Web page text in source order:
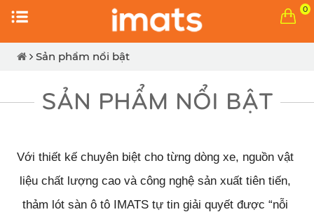
0
Sản phẩm nổi bật
SẢN PHẨM NỔI BẬT
Với thiết kế chuyên biệt cho từng dòng xe, nguồn vật
liệu chất lượng cao và công nghệ sản xuất tiên tiến,
thảm lót sàn ô tô IMATS tự tin giải quyết được “nỗi